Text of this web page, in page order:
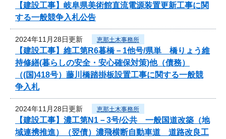
【建設工事】岐阜県美術館直流電源装置更新工事に関
する一般競争入札公告
2024年11月28日更新 恵那土木事務所
【建設工事】維工第R6暮橋－1他号/県単 橋りょう維
持修繕(暮らしの安全・安心確保対策)他（債務）
（(国)418号）藤川橋踏掛板設置工事に関する一般競
争入札
2024年11月28日更新 恵那土木事務所
【建設工事】濃工第N1－3号/公共 一般国道改築（地
域連携推進）（翌債）濃飛横断自動車道 道路改良工